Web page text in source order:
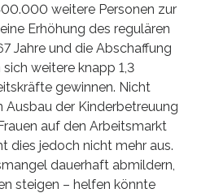
weitere Personen zur
Erhöhung des regulären
Jahre und die Abschaffung
weitere knapp 1,3
gewinnen. Nicht
der Kinderbetreuung
auf den Arbeitsmarkt
dies jedoch nicht mehr aus.
dauerhaft abmildern,
steigen – helfen könnte